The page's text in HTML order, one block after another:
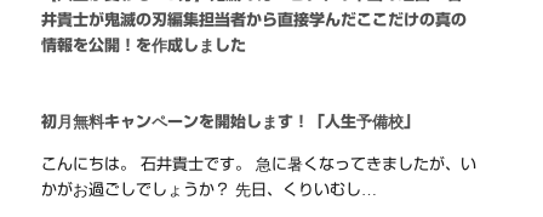
井貴士が鬼滅の刃編集担当者から直接学んだここだけの真の
情報を公開！を作成しました
初月無料キャンペーンを開始します！「人生予備校」
こんにちは。 石井貴士です。 急に暑くなってきましたが、い
かがお過ごしでしょうか？ 先日、くりいむし…